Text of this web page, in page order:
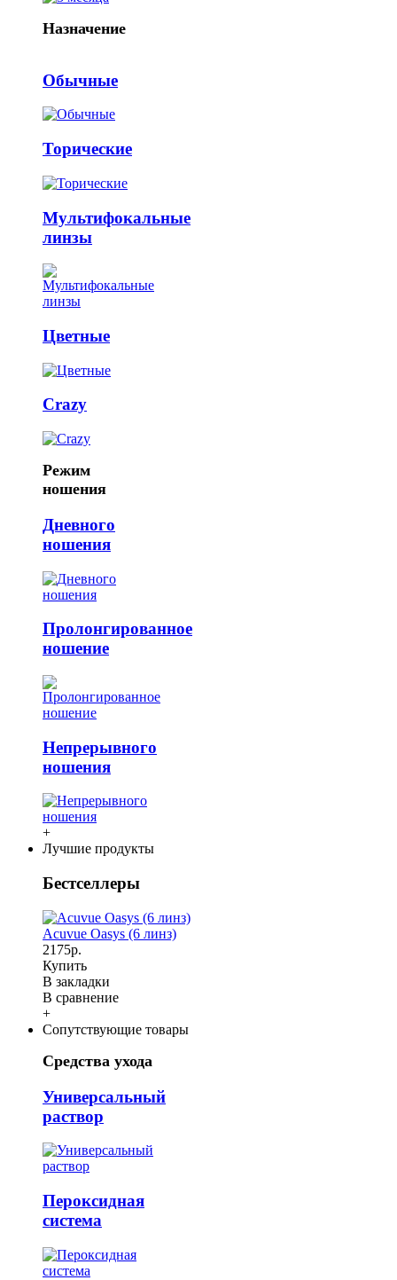
Назначение
Обычные
Торические
Мультифокальные
линзы
Цветные
Crazy
Режим
ношения
Дневного
ношения
Пролонгированное
ношение
Непрерывного
ношения
+
Лучшие продукты
Бестселлеры
Acuvue Oasys (6 линз)
2175р.
Купить
В закладки
В сравнение
+
Сопутствующие товары
Средства ухода
Универсальный
раствор
Пероксидная
система